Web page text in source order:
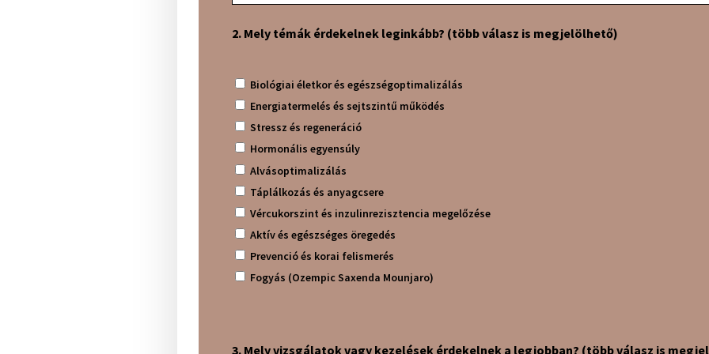
2. Mely témák érdekelnek leginkább? (több válasz is megjelölhető)
Biológiai életkor és egészségoptimalizálás
Energiatermelés és sejtszintű működés
Stressz és regeneráció
Hormonális egyensúly
Alvásoptimalizálás
Táplálkozás és anyagcsere
Vércukorszint és inzulinrezisztencia megelőzése
Aktív és egészséges öregedés
Prevenció és korai felismerés
Fogyás (Ozempic Saxenda Mounjaro)
3. Mely vizsgálatok vagy kezelések érdekelnek a legjobban? (több válasz is